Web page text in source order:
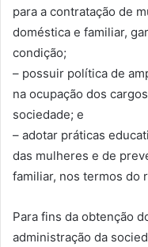
para a contratação de
doméstica e familiar,
condição;
– possuir política de
na ocupação dos
sociedade; e
– adotar práticas
das mulheres e de
familiar, nos termos do
Para fins da obtenção
administração da